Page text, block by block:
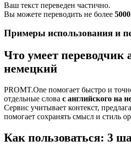
Ваш текст переведен частично.
Вы можете переводить не более 5000
Примеры использования и
Что умеет переводчик
немецкий
PROMT.One помогает быстро и
отдельные слова с английского на
Сервис учитывает контекст,
помогает сохранять смысл и стиль
Как пользоваться: 3